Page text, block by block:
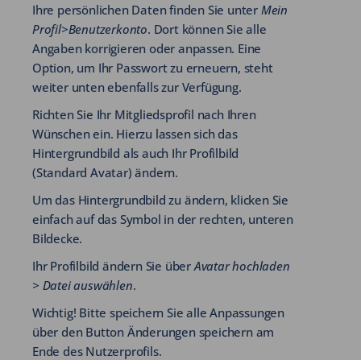
Ihre persönlichen Daten finden Sie unter Mein
Profil>Benutzerkonto. Dort können Sie alle
Angaben korrigieren oder anpassen. Eine
Option, um Ihr Passwort zu erneuern, steht
weiter unten ebenfalls zur Verfügung.
Richten Sie Ihr Mitgliedsprofil nach Ihren
Wünschen ein. Hierzu lassen sich das
Hintergrundbild als auch Ihr Profilbild
(Standard Avatar) ändern.
Um das Hintergrundbild zu ändern, klicken Sie
einfach auf das Symbol in der rechten, unteren
Bildecke.
Ihr Profilbild ändern Sie über Avatar hochladen
> Datei auswählen.
Wichtig! Bitte speichern Sie alle Anpassungen
über den Button Änderungen speichern am
Ende des Nutzerprofils.